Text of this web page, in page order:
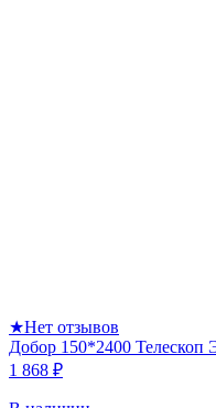
★Нет отзывов
Добор 150*2400 Телескоп
1 868 ₽